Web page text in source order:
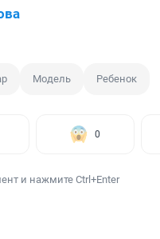
Модель Ребенок
0
и нажмите Ctrl+Enter